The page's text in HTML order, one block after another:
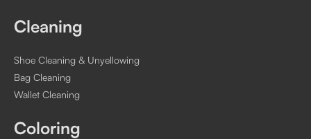
Cleaning
Shoe Cleaning & Unyellowing
Bag Cleaning
Wallet Cleaning
Coloring